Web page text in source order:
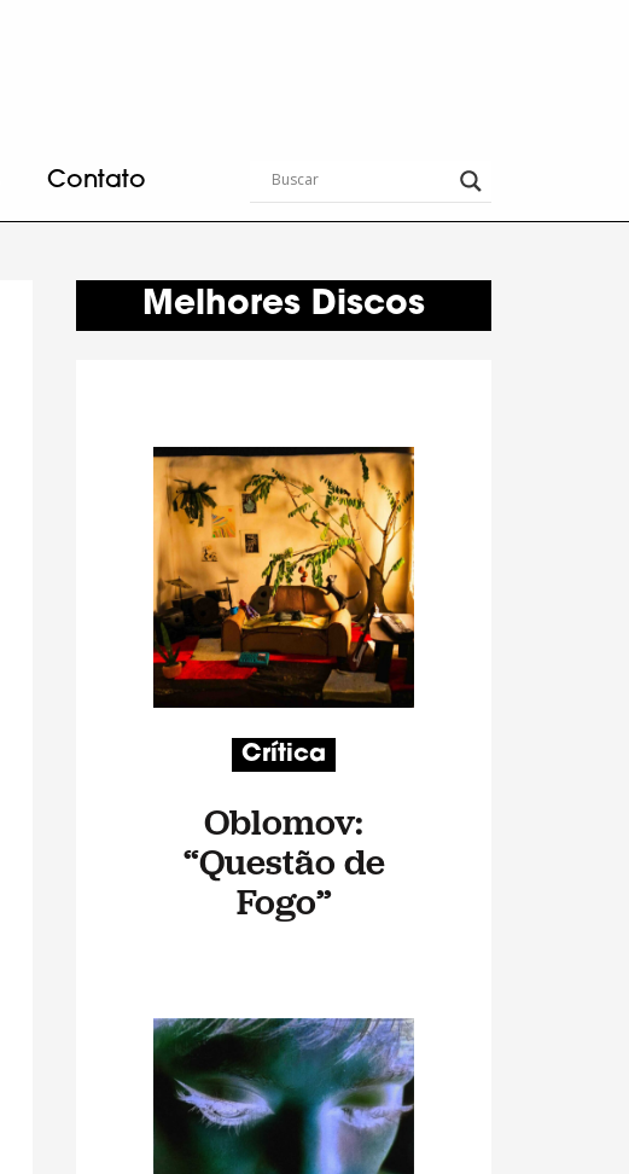
Contato
Melhores Discos
Crítica
Oblomov:
“Questão de
Fogo”